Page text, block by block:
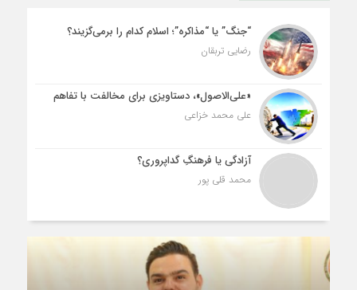
“جنگ” یا “مذاکره”؛ اسلام کدام را برمی‌گزیند؟
رضایی تربقان
«علی‌الاصول»، دستاویزی برای مخالفت با تفاهم
علی محمد خزاعی
آزادگی یا فرهنگِ گداپروری؟
محمد قلی پور